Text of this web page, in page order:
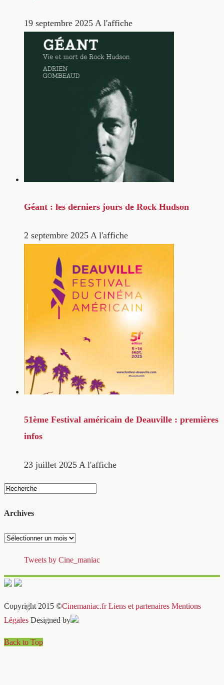
19 septembre 2025 A l'affiche
Géant : les derniers jours de Rock Hudson
2 septembre 2025 A l'affiche
51ème Festival américain de Deauville : premières
infos
23 juillet 2025 A l'affiche
Archives
Archives
Tweets by Cine_maniac
Copyright 2015 ©Cinemaniac.fr Liens et partenaires Mentions
Légales Designed by
Back to Top